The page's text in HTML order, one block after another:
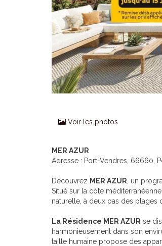
Voir les photos
MER AZUR
Adresse : Port-Vendres, 66660,
Découvrez MER AZUR , un
Situé sur la côte
naturelle, à deux pas des plages
La Résidence MER AZUR se
harmonieusement dans son
taille humaine propose des